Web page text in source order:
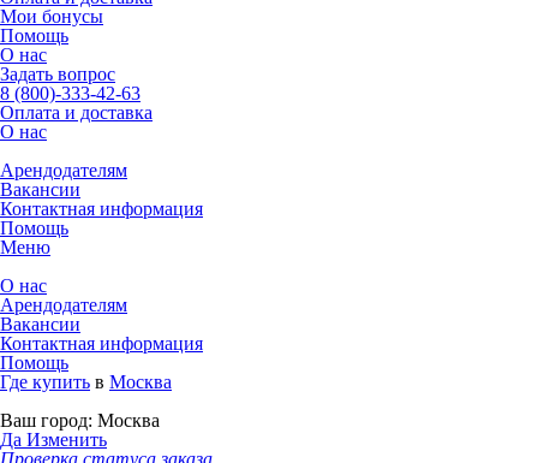
Мои бонусы
Помощь
О нас
Задать вопрос
8 (800)-333-42-63
Оплата и доставка
О нас
Арендодателям
Вакансии
Контактная информация
Помощь
Меню
О нас
Арендодателям
Вакансии
Контактная информация
Помощь
Где купить в Москва
Ваш город: Москва
Да Изменить
Проверка статуса заказа